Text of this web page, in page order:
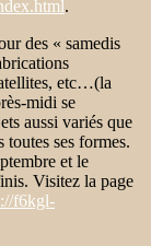
.
des « samedis
etc…(la
midi se
aussi variés que
ses formes.
et le
Visitez la page
f6kgl-